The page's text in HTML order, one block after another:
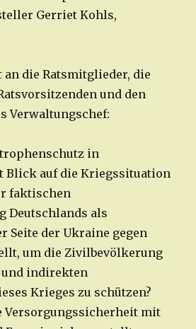
Gerriet Kohls,
an die Ratsmitglieder, die
und den
Verwaltungschef:
in
Blick auf die Kriegssituation
faktischen
Deutschlands als
Seite der Ukraine gegen
um die Zivilbevölkerung
indirekten
Krieges zu schützen?
Versorgungssicherheit mit